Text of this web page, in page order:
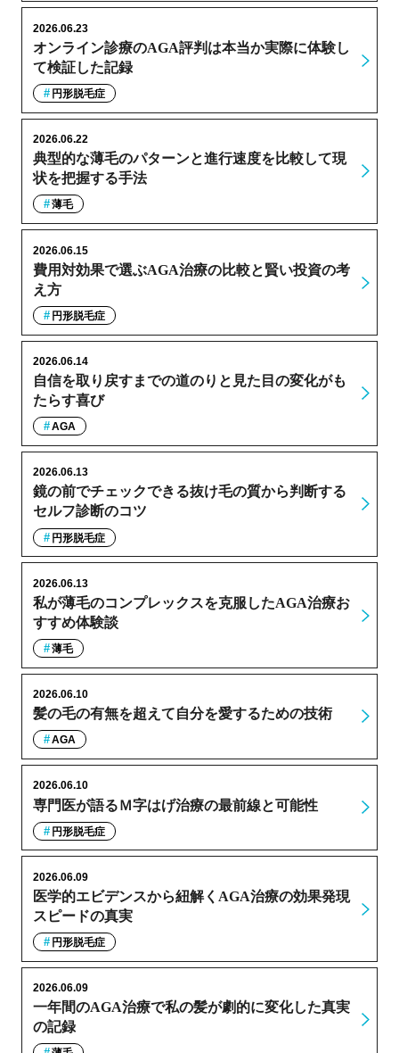
オンライン診療のAGA評判は本当か実際に体験し
て検証した記録
2026.06.23
円形脱毛症
典型的な薄毛のパターンと進行速度を比較して現
状を把握する手法
2026.06.22
薄毛
費用対効果で選ぶAGA治療の比較と賢い投資の考
え方
2026.06.15
円形脱毛症
自信を取り戻すまでの道のりと見た目の変化がも
たらす喜び
2026.06.14
AGA
鏡の前でチェックできる抜け毛の質から判断する
セルフ診断のコツ
2026.06.13
円形脱毛症
私が薄毛のコンプレックスを克服したAGA治療お
すすめ体験談
2026.06.13
薄毛
髪の毛の有無を超えて自分を愛するための技術
2026.06.10
AGA
専門医が語るＭ字はげ治療の最前線と可能性
2026.06.10
円形脱毛症
医学的エビデンスから紐解くAGA治療の効果発現
スピードの真実
2026.06.09
円形脱毛症
一年間のAGA治療で私の髪が劇的に変化した真実
の記録
2026.06.09